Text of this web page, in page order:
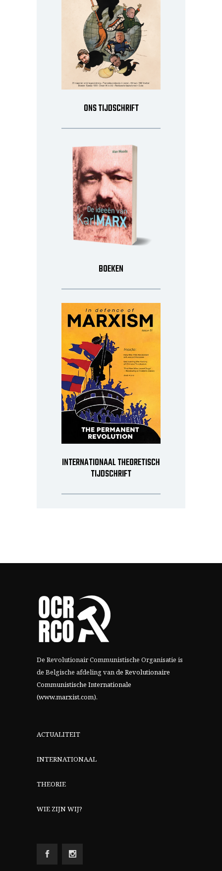
ONS TIJDSCHRIFT
BOEKEN
INTERNATIONAAL THEORETISCH
TIJDSCHRIFT
De Revolutionair Communistische Organisatie is
de Belgische afdeling vande Revolutionaire
Communistische Internationale
(www.marxist.com).
ACTUALITEIT
INTERNATIONAAL
THEORIE
WIE ZIJN WIJ?